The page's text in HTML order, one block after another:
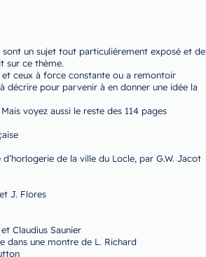
un sujet tout particulièrement exposé et de
sur ce thème.
et ceux à force constante ou a remontoir
décrire pour parvenir à en donner une idée la
voyez aussi le reste des 114 pages
de la ville du Locle, par G.W. Jacot
J. Flores
Claudius Saunier
dans une montre de L. Richard